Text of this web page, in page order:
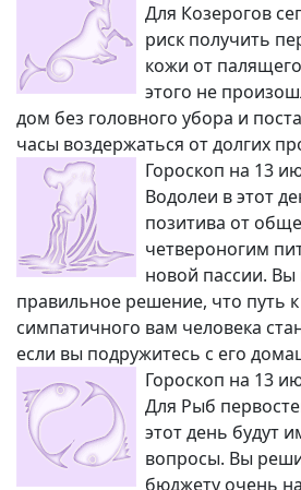
Для Козерогов
риск получить
кожи от
этого не
дом без головного убора и
часы воздержаться от долгих
Гороскоп на 13
Водолеи в этот
позитива от
четвероногим
новой пассии.
правильное решение, что путь
симпатичного вам человека
если вы подружитесь с его
Гороскоп на 13
Для Рыб
этот день будут
вопросы. Вы
бюджету очень